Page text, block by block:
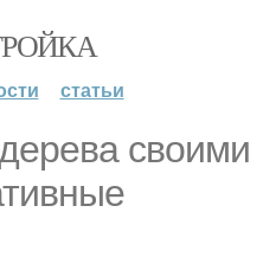
статьи
своими